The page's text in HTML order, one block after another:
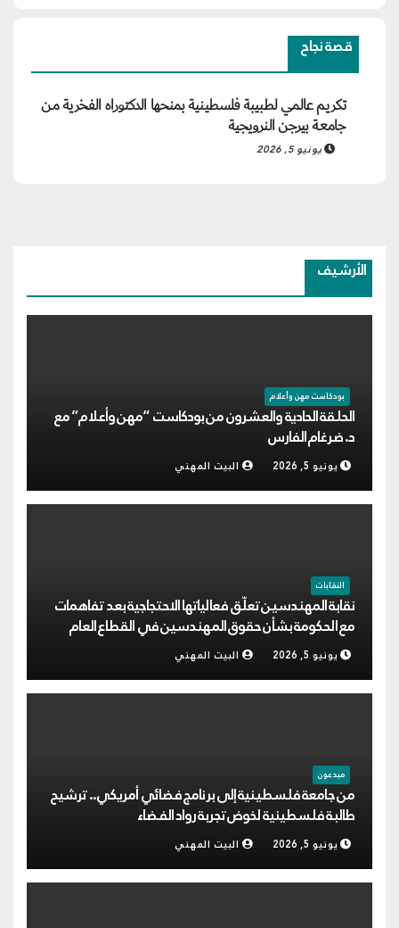
قصة نجاح
تكريم عالمي لطبيبة فلسطينية بمنحها الدكتوراه الفخرية من
جامعة بيرجن النرويجية
يونيو 5, 2026
الأرشيف
بودكاست مهن وأعلام
الحلقة الحادية والعشرون من بودكاست “مهن وأعلام” مع
د. ضرغام الفارس
يونيو 5, 2026 البيت المهني
النقابات
نقابة المهندسين تعلّق فعالياتها الاحتجاجية بعد تفاهمات
مع الحكومة بشأن حقوق المهندسين في القطاع العام
يونيو 5, 2026 البيت المهني
مبدعون
من جامعة فلسطينية إلى برنامج فضائي أمريكي.. ترشيح
طالبة فلسطينية لخوض تجربة رواد الفضاء
يونيو 5, 2026 البيت المهني